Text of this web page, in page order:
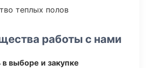
теплых полов
работы с нами
выборе и закупке